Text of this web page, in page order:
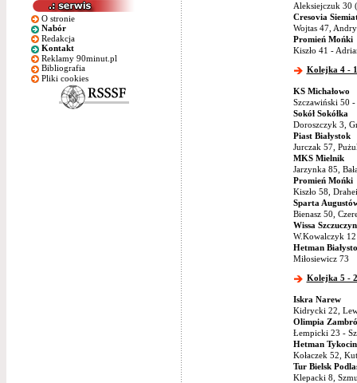
O stronie
Nabór
Redakcja
Kontakt
Reklamy 90minut.pl
Bibliografia
Pliki cookies
Aleksiejczuk 30
Cresovia
Wojtas 47,
Promień Mońki
Kiszło 41 -
Kolejka 4 -
KS Michałowo
Szczawiński 50
Sokół Sokółka
Doroszczyk 3,
Piast Białystok
Jurczak 57,
MKS Mielnik
Jarzynka 85,
Promień Mońki
Kiszło 58,
Sparta
Bienasz 50,
Wissa Szczuczyn
W.Kowalczyk
Hetman
Miłosiewicz 73
Kolejka 5 -
Iskra Narew
Kidrycki 22,
Olimpia
Łempicki 23 -
Hetman Tykocin
Kołaczek 52,
Tur Bielsk
Klepacki 8,